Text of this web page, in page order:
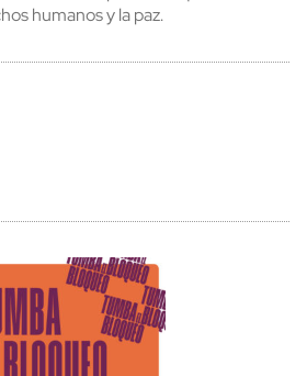
humanos y la paz.